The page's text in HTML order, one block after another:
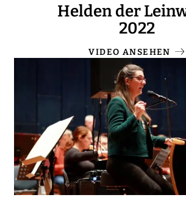
Helden der
2022
VIDEO ANSEHEN